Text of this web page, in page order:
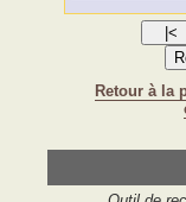
Retour à la